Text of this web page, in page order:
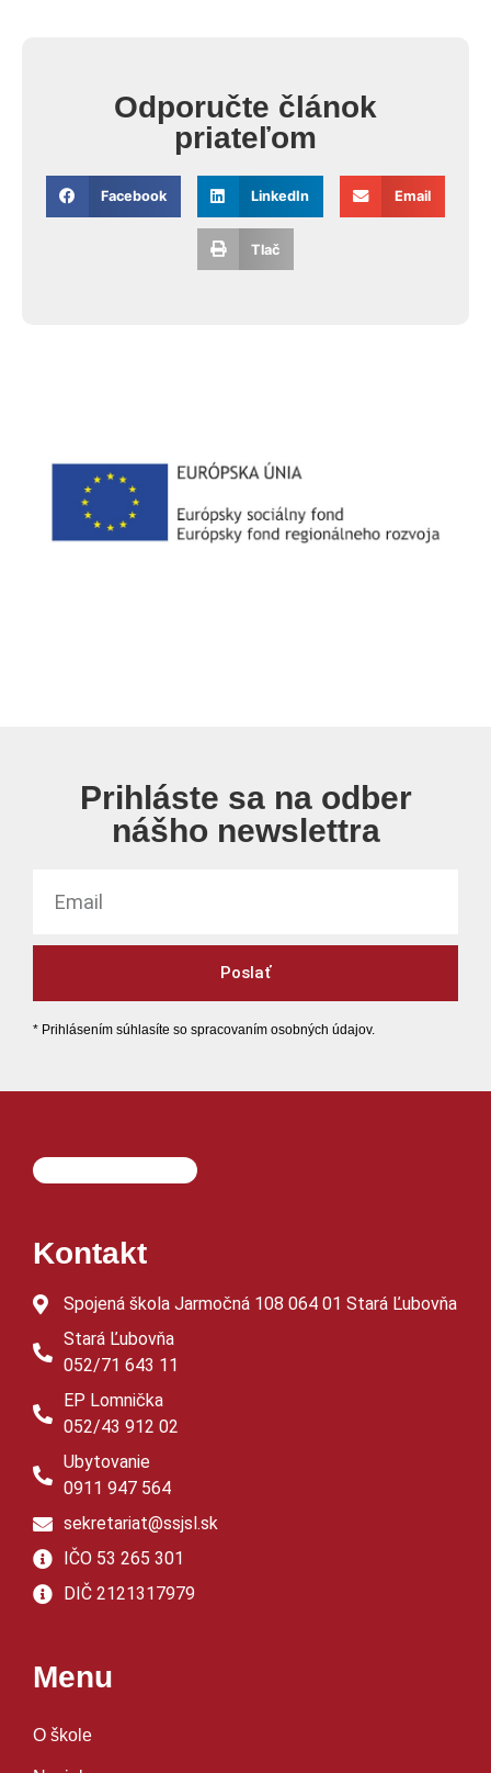
Odporučte článok
priateľom
Facebook LinkedIn Email
Tlač
Prihláste sa na odber
nášho newslettra
Poslať
* Prihlásením súhlasíte so spracovaním osobných údajov.
Kontakt
Spojená škola Jarmočná 108 064 01 Stará Ľubovňa
Stará Ľubovňa
052/71 643 11
EP Lomnička
052/43 912 02
Ubytovanie
0911 947 564
sekretariat@ssjsl.sk
IČO 53 265 301
DIČ 2121317979
Menu
O škole